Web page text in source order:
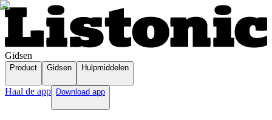
Gidsen
Product Gidsen Hulpmiddelen
Haal de app Download app